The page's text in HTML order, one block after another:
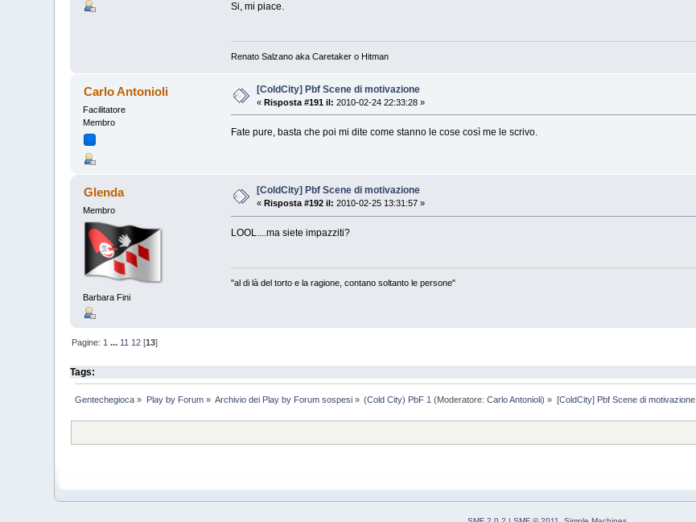
Si, mi piace.
Renato Salzano aka Caretaker o Hitman
Carlo Antonioli
Facilitatore
Membro
[ColdCity] Pbf Scene di motivazione
«Risposta #191 il: 2010-02-24 22:33:28 »
Fate pure, basta che poi mi dite come stanno le cose così me le scrivo.
Glenda
Membro
Barbara Fini
[ColdCity] Pbf Scene di motivazione
« Risposta #192 il: 2010-02-25 13:31:57 »
LOOL....ma siete impazziti?
"al di là del torto e la ragione, contano soltanto le persone"
Pagine: 1 ... 11 12 [13]
Tags:
Gentechegioca » Play by Forum» Archivio dei Play by Forum sospesi » (Cold City) PbF 1 (Moderatore:Carlo Antonioli) » [ColdCity] Pbf Scene di motivazione